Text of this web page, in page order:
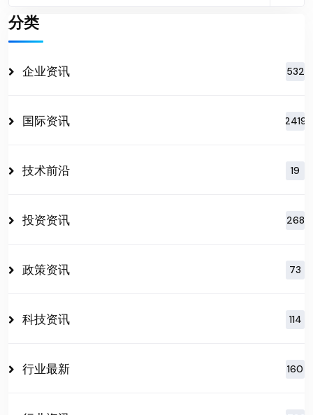
分类
企业资讯 532
国际资讯 2419
技术前沿 19
投资资讯 268
政策资讯 73
科技资讯 114
行业最新 160